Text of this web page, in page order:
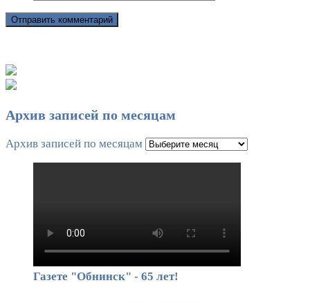
Архив записей по месяцам
Архив записей по месяцам
Газете "Обнинск" - 65 лет!